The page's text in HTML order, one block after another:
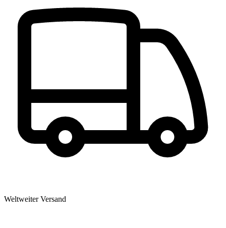
Weltweiter Versand